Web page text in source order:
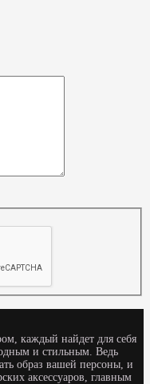
каждый найдет для себя
и стильным. Ведь
образ вашей персоны, и
аксессуаров, главным